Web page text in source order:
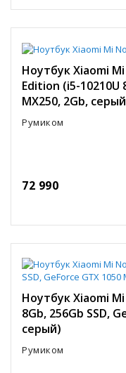
Ноутбук Xiaomi
Edition (i5-10210U
MX250, 2Gb,
Румиком
72 990
Ноутбук Xiaomi
8Gb, 256Gb SSD,
серый)
Румиком